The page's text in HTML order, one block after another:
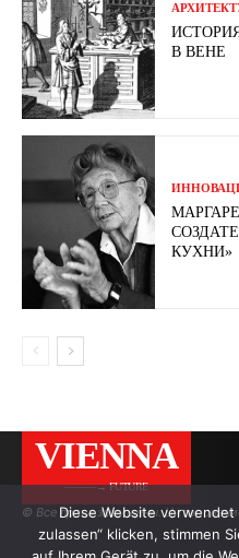
В ВЕНЕ
КУХНИ»
VIENNA
———→ FUTURE
© Все права защищены.
Diese Website verwendet
zulassen“ klicken, stimmen